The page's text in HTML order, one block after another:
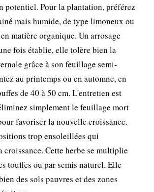
potentiel. Pour la plantation, préférez
mais humide, de type limoneux ou
matière organique. Un arrosage
fois établie, elle tolère bien la
grâce à son feuillage semi-
au printemps ou en automne, en
de 40 à 50 cm. L'entretien est
simplement le feuillage mort
favoriser la nouvelle croissance.
trop ensoleillées qui
croissance. Cette herbe se multiplie
touffes ou par semis naturel. Elle
des sols pauvres et des zones